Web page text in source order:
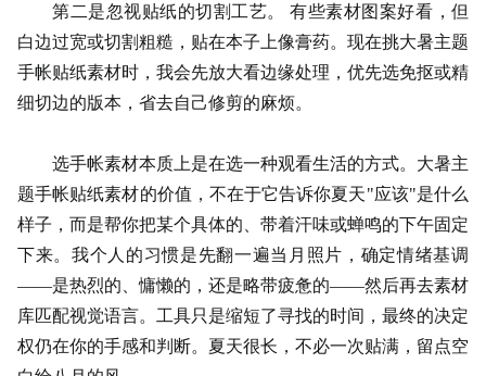
第二是忽视贴纸的切割工艺。
有些素材图案好看，但
白边过宽或切割粗糙，贴在本子上像膏药。现在挑大暑主题
手帐贴纸素材时，我会先放大看边缘处理，优先选免抠或精
细切边的版本，省去自己修剪的麻烦。
选手帐素材本质上是在选一种观看生活的方式。大暑主
题手帐贴纸素材的价值，不在于它告诉你夏天"应该"是什么
样子，而是帮你把某个具体的、带着汗味或蝉鸣的下午固定
下来。我个人的习惯是先翻一遍当月照片，确定情绪基调
——是热烈的、慵懒的，还是略带疲惫的——然后再去素材
库匹配视觉语言。工具只是缩短了寻找的时间，最终的决定
权仍在你的手感和判断。夏天很长，不必一次贴满，留点空